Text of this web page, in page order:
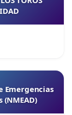
Emergencias